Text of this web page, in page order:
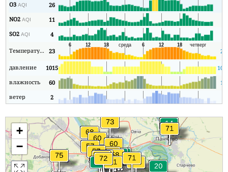
O3AQI 26
NO2AQI 11
SO2AQI 4
Температура 23 21
давление 1015
влажность
60
16
ветер
2
+
−